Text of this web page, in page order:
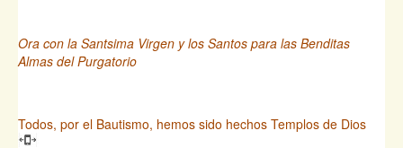
Ora con la Santsima Virgen y los Santos para las Benditas
Almas del Purgatorio
Todos, por el Bautismo, hemos sido hechos Templos de Dios